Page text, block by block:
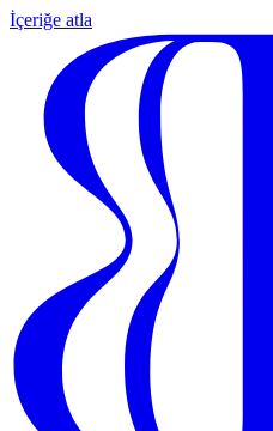
İçeriğe atla